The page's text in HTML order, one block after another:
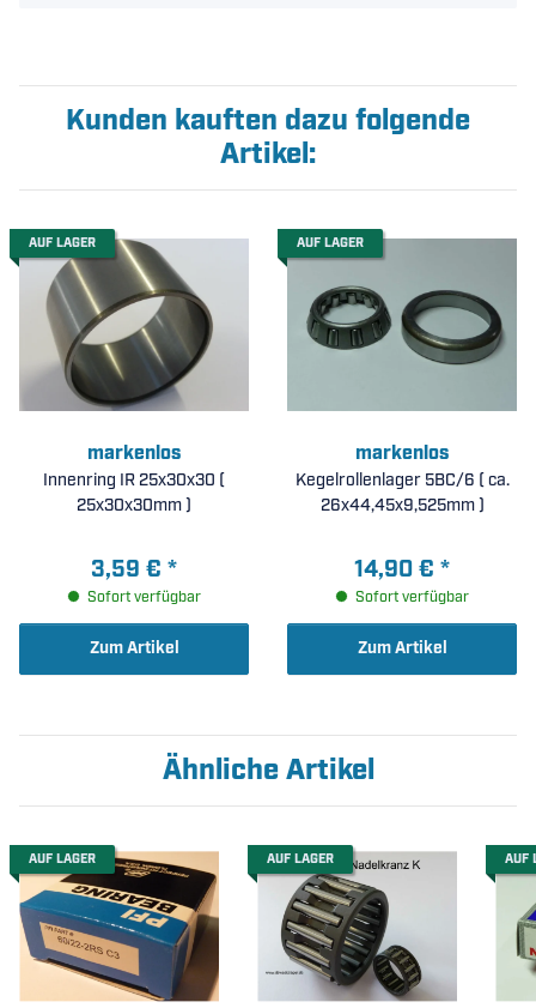
Kunden kauften dazu folgende
Artikel:
AUF LAGER
markenlos
Innenring IR 25x30x30 (
25x30x30mm )
3,59 € *
Sofort verfügbar
Zum Artikel
AUF LAGER
markenlos
Kegelrollenlager 5BC/6 ( ca.
26x44,45x9,525mm )
14,90 € *
Sofort verfügbar
Zum Artikel
Ähnliche Artikel
AUF LAGER AUF LAGER AUF